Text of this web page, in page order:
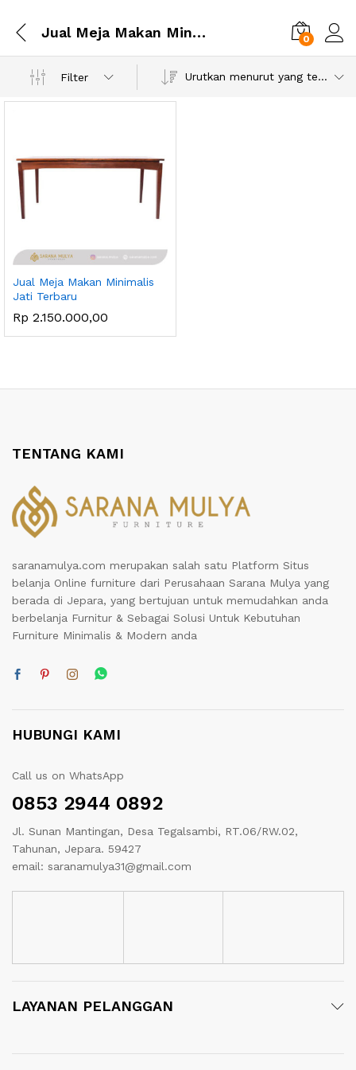
Jual Meja Makan Minimalis Jati Terbaru 0
Filter Urutkan menurut yang terbaru
Jual Meja Makan Minimalis
Jati Terbaru
Rp 2.150.000,00
TENTANG KAMI
saranamulya.com merupakan salah satu Platform Situs
belanja Online furniture dari Perusahaan Sarana Mulya yang
berada di Jepara, yang bertujuan untuk memudahkan anda
berbelanja Furnitur & Sebagai Solusi Untuk Kebutuhan
Furniture Minimalis & Modern anda
HUBUNGI KAMI
Call us on WhatsApp
0853 2944 0892
Jl. Sunan Mantingan, Desa Tegalsambi, RT.06/RW.02,
Tahunan, Jepara. 59427
email: saranamulya31@gmail.com
LAYANAN PELANGGAN